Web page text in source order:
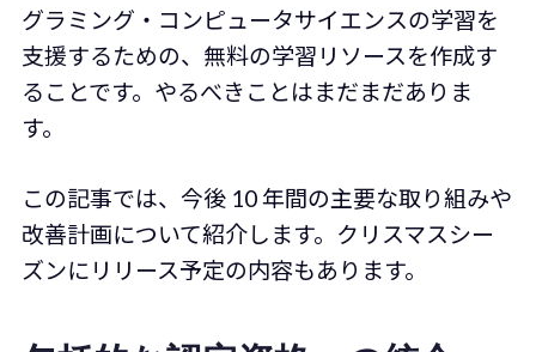
グラミング・コンピュータサイエンスの学習を
支援するための、無料の学習リソースを作成す
ることです。やるべきことはまだまだありま
す。
この記事では、今後 10 年間の主要な取り組みや
改善計画について紹介します。クリスマスシー
ズンにリリース予定の内容もあります。